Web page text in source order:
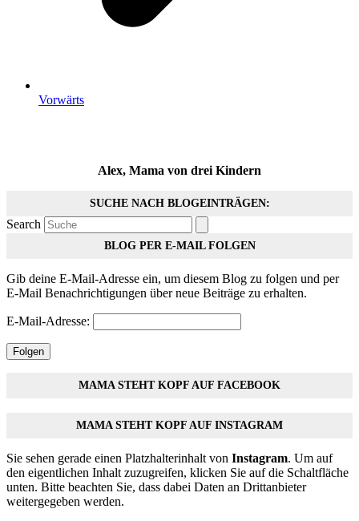
Vorwärts
Alex, Mama von drei Kindern
SUCHE NACH BLOGEINTRÄGEN:
Search
BLOG PER E-MAIL FOLGEN
Gib deine E-Mail-Adresse ein, um diesem Blog zu folgen und per
E-Mail Benachrichtigungen über neue Beiträge zu erhalten.
E-Mail-Adresse:
Folgen
MAMA STEHT KOPF AUF FACEBOOK
MAMA STEHT KOPF AUF INSTAGRAM
Sie sehen gerade einen Platzhalterinhalt von Instagram. Um auf
den eigentlichen Inhalt zuzugreifen, klicken Sie auf die Schaltfläche
unten. Bitte beachten Sie, dass dabei Daten an Drittanbieter
weitergegeben werden.